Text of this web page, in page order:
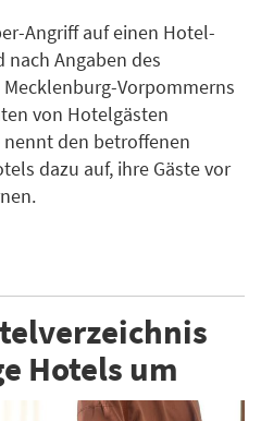
Angriff auf einen Hotel-
Angaben des
Vorpommerns
von Hotelgästen
nennt den betroffenen
dazu auf, ihre Gäste vor
Hotels um